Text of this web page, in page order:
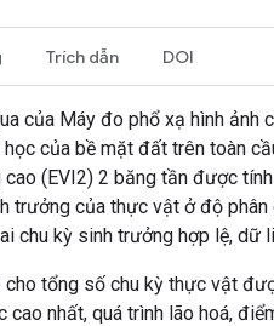
Trích dẫn DOI
của Máy đo phổ xạ hình
của bề mặt đất trên toàn
(EVI2) 2 băng tần được
trưởng của thực vật ở độ
chu kỳ sinh trưởng hợp lệ, dữ
tổng số chu kỳ thực vật
cao nhất, quá trình lão hoá,